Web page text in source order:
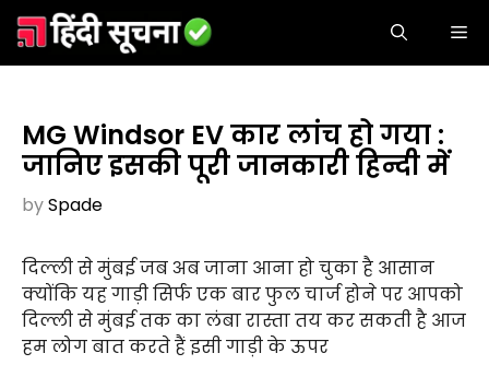
Skip
to
content
MG Windsor EV कार लांच हो गया :
जानिए इसकी पूरी जानकारी हिन्दी में
bySpade
दिल्ली से मुंबई जब अब जाना आना हो चुका है आसान
क्योंकि यह गाड़ी सिर्फ एक बार फुल चार्ज होने पर आपको
दिल्ली से मुंबई तक का लंबा रास्ता तय कर सकती है आज
हम लोग बात करते हैं इसी गाड़ी के ऊपर